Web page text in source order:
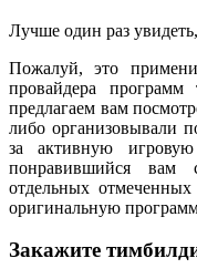
Лучше один раз
Пожалуй, это
провайдера
предлагаем вам
либо организовывали
за активную
понравившийся вам
отдельных
оригинальную
Закажите